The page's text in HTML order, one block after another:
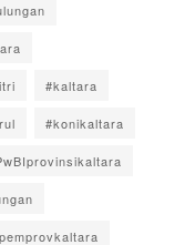
#kaltara
#konikaltara